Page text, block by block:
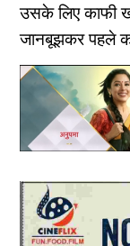
उसके लिए काफी
जानबूझकर पहले